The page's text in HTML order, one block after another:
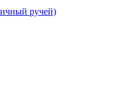
ручей)